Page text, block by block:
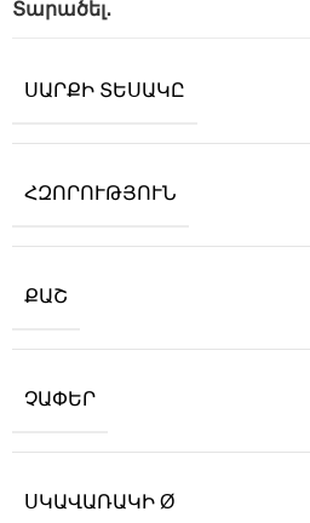
Տարածել․
ՍԱՐՔԻ ՏԵՍԱԿԸ
ՀԶՈՐՈՒԹՅՈՒՆ
ՔԱՇ
ՉԱՓԵՐ
ՍԿԱՎԱՌԱԿԻ Ø